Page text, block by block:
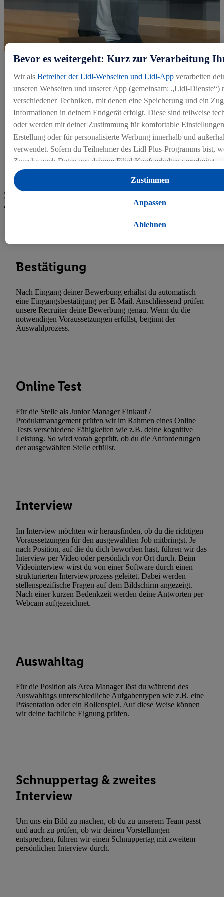
Initiativbewerbung
Wir schreiben alle unsere offene Stellen aus und können
deshalb Initiativbewerbungen nicht entgegen nehmen. Gerne
kannst du dich direkt hier auf eine passende Vakanz
bewerben.
Offene Stellen
So geht es nach deiner
Bewerbung weiter:
Bestätigung
Nach Eingang deiner Bewerbung erhältst du automatisch
eine Eingangsbestätigung per E-Mail. Anschliessend prüfen
unsere Recruiter deine Bewerbung genau. Wenn du die
notwendigen Voraussetzungen erfüllst, beginnt der
Auswahlprozess.
Online Test
Für die Stelle als Junior Manager Einkauf /
Produktmanagement prüfen wir im Rahmen eines Online
Tests verschiedene Fähigkeiten wie z.B. deine kognitive
Leistung. So wird vorab geprüft, ob du die Anforderungen
der ausgewählten Stelle erfüllst.
Interview
Im Interview möchten wir herausfinden, ob du die richtigen
Voraussetzungen für den ausgewählten Job mitbringst. Je
nach Position, auf die du dich beworben hast, führen wir das
Interview per Video oder persönlich vor Ort durch. Beim
Videointerview wirst du von einer Software durch einen
strukturierten Interviewprozess geleitet. Dabei werden
stellenspezifische Fragen auf dem Bildschirm angezeigt.
Nach einer kurzen Bedenkzeit werden deine Antworten per
Webcam aufgezeichnet.
Auswahltag
Für die Position als Area Manager löst du während des
Auswahltags unterschiedliche Aufgabentypen wie z.B. eine
Präsentation oder ein Rollenspiel. Auf diese Weise können
wir deine fachliche Eignung prüfen.
Schnuppertag & zweites
Interview
Um uns ein Bild zu machen, ob du zu unserem Team passt
und auch zu prüfen, ob wir deinen Vorstellungen
entsprechen, führen wir einen Schnuppertag mit zweitem
persönlichen Interview durch.
Bevor es weitergeht: Kurz zur Verarbeitung
Wir als Betreiber der Lidl-Webseiten und Lidl-App verarbeiten
unseren Webseiten und unserer App (gemeinsam: „Lidl-Dienste“)
verschiedener Techniken, mit denen eine Speicherung und ein
Informationen in deinem Endgerät erfolgt. Diese sind teilweise
oder werden mit deiner Zustimmung für komfortable
Erstellung oder für personalisierte Werbung innerhalb und
verwendet. Sofern du Teilnehmer des Lidl Plus-Programms bist,
Zwecke auch Daten aus deinem Filial-Kaufverhalten verarbeitet.
Unter „Anpassen“ kannst du einzelne Verwendungszwecke
Angaben zu den Datenverarbeitungen finden.
Techniken zulassen. Durch einen Klick auf „Zustimmen“ stimmst
Verarbeitungen zu sämtlichen vorgenannten Zwecken zu.
mit Wirkung für die Zukunft zu widerrufen, findest du in unseren
Ablehnen
Anpassen
Zustimmen